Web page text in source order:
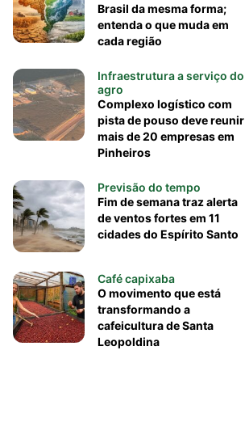
Brasil da mesma forma;
entenda o que muda em
cada região
Infraestrutura a serviço do
agro
Complexo logístico com
pista de pouso deve reunir
mais de 20 empresas em
Pinheiros
Previsão do tempo
Fim de semana traz alerta
de ventos fortes em 11
cidades do Espírito Santo
Café capixaba
O movimento que está
transformando a
cafeicultura de Santa
Leopoldina